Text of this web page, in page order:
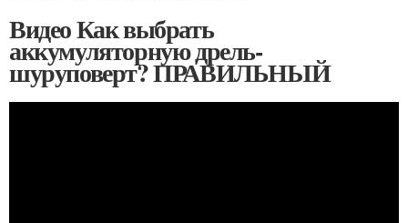
Видео Как выбрать
аккумуляторную дрель-
шуруповерт? ПРАВИЛЬНЫЙ